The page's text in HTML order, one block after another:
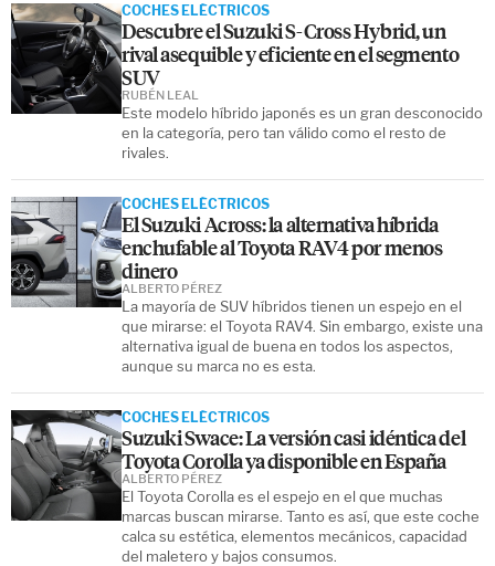
COCHES ELÉCTRICOS
Descubre el Suzuki S-Cross Hybrid, un
rival asequible y eficiente en el segmento
SUV
Este modelo híbrido japonés es un gran desconocido
en la categoría, pero tan válido como el resto de
rivales.
RUBÉN LEAL
COCHES ELÉCTRICOS
El Suzuki Across: la alternativa híbrida
enchufable al Toyota RAV4 por menos
dinero
La mayoría de SUV híbridos tienen un espejo en el
que mirarse: el Toyota RAV4. Sin embargo, existe una
alternativa igual de buena en todos los aspectos,
aunque su marca no es esta.
ALBERTO PÉREZ
COCHES ELÉCTRICOS
Suzuki Swace: La versión casi idéntica del
Toyota Corolla ya disponible en España
El Toyota Corolla es el espejo en el que muchas
marcas buscan mirarse. Tanto es así, que este coche
calca su estética, elementos mecánicos, capacidad
del maletero y bajos consumos.
ALBERTO PÉREZ